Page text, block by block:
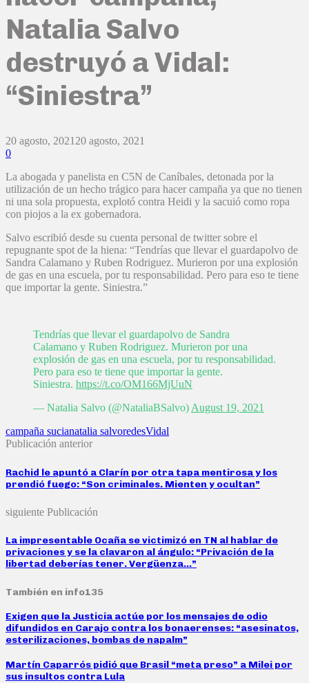
Natalia Salvo
destruyó a Vidal:
“Siniestra”
20 agosto, 2021 20 agosto, 2021
0
La abogada y panelista en C5N de Caníbales, detonada por la
utilización de un hecho trágico para hacer campaña ya que no tienen
ni una sola propuesta, explotó contra Heidi y la sacuió como ropa
con piojos a la ex gobernadora.
Salvo escribió desde su cuenta personal de twitter sobre el
repugnante spot de la hiena: “Tendrías que llevar el guardapolvo de
Sandra Calamano y Ruben Rodriguez. Murieron por una explosión
de gas en una escuela, por tu responsabilidad. Pero para eso te tiene
que importar la gente. Siniestra.”
Tendrías que llevar el guardapolvo de Sandra
Calamano y Ruben Rodriguez. Murieron por una
explosión de gas en una escuela, por tu responsabilidad.
Pero para eso te tiene que importar la gente.
Siniestra. https://t.co/OM166MjUuN
— Natalia Salvo (@NataliaBSalvo) August 19, 2021
campaña sucianatalia salvoredesVidal
Publicación anterior
Rachid le apuntó a Clarín por otra tapa mentirosa y los
prendió fuego: “Son criminales. Mienten y ocultan”
siguiente Publicación
La impresentable Ocaña se victimizó en TN al hablar de
privaciones y se la clavaron al ángulo: “Privación de la
libertad deberías tener. Vergüenza…”
También en info135
Exigen que la Justicia actúe por los mensajes de odio
difundidos en Carajo contra los bonaerenses: “asesinatos,
esterilizaciones, bombas de napalm”
Martín Caparrós pidió que Brasil “meta preso” a Milei por
sus insultos contra Lula